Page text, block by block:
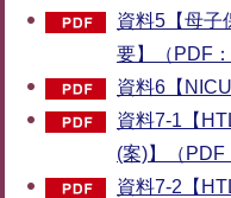
資料5【母
要】（PDF
資料6【
資料7-1【
(案)】（PDF
資料7-2【